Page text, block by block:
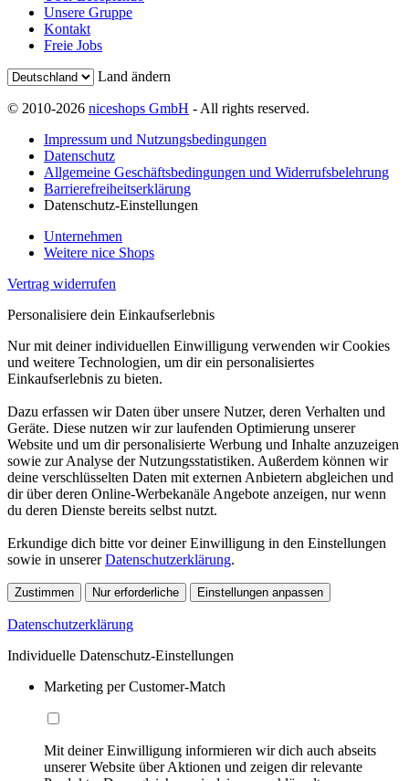
Unsere Gruppe
Kontakt
Freie Jobs
Land ändern
© 2010-2026 niceshops GmbH - All rights reserved.
Impressum und Nutzungsbedingungen
Datenschutz
Allgemeine Geschäftsbedingungen und Widerrufsbelehrung
Barrierefreiheitserklärung
Datenschutz-Einstellungen
Unternehmen
Weitere nice Shops
Vertrag widerrufen
Personalisiere dein Einkaufserlebnis
Nur mit deiner individuellen Einwilligung verwenden wir Cookies
und weitere Technologien, um dir ein personalisiertes
Einkaufserlebnis zu bieten.
Dazu erfassen wir Daten über unsere Nutzer, deren Verhalten und
Geräte. Diese nutzen wir zur laufenden Optimierung unserer
Website und um dir personalisierte Werbung und Inhalte anzuzeigen
sowie zur Analyse der Nutzungsstatistiken. Außerdem können wir
deine verschlüsselten Daten mit externen Anbietern abgleichen und
dir über deren Online-Werbekanäle Angebote anzeigen, nur wenn
du deren Dienste bereits selbst nutzt.
Erkundige dich bitte vor deiner Einwilligung in den Einstellungen
sowie in unsererDatenschutzerklärung.
Zustimmen Nur erforderliche Einstellungen anpassen
Datenschutzerklärung
Individuelle Datenschutz-Einstellungen
Marketing per Customer-Match
Mit deiner Einwilligung informieren wir dich auch abseits
unserer Website über Aktionen und zeigen dir relevante